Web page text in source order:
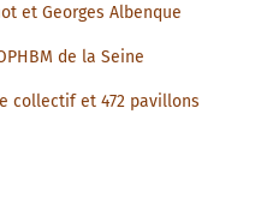
et Georges Albenque
de la Seine
collectif et 472 pavillons